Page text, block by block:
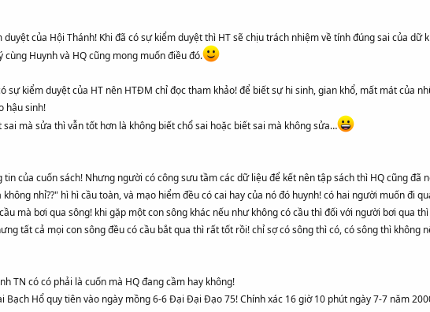
của Hội Thánh! Khi đã có sự kiểm duyệt thì HT sẽ chịu trách nhiệm về tính đúng sai của dữ
Huynh và HQ cũng mong muốn điều đó.
sự kiểm duyệt của HT nên HTĐM chỉ đọc tham khảo! để biết sự hi sinh, gian khổ, mất mát của
hậu sinh!
mà sửa thì vẫn tốt hơn là không biết chổ sai hoặc biết sai mà không sửa…
của cuốn sách! Nhưng người có công sưu tầm các dữ liệu để kết nên tập sách thì HQ cũng đã
nhỉ??" hì hì cầu toàn, và mạo hiểm đều có cai hay của nó đó huynh! có hai người muốn đi
mà bơi qua sông! khi gặp một con sông khác nếu như không có cầu thì đối với người bơi qua
tất cả mọi con sông đều có cầu bắt qua thì rất tốt rồi! chỉ sợ có sông thì có, có sông thì không
TN có có phải là cuốn mà HQ đang cầm hay không!
Bạch Hổ quy tiên vào ngày mồng 6-6 Đại Đại Đạo 75! Chính xác 16 giờ 10 phút ngày 7-7 năm